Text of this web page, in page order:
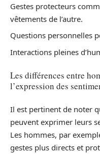
Gestes protecteurs
vêtements de l’autre.
Questions personnelles
Interactions pleines
Les différences entre
l’expression des
Il est pertinent de noter
peuvent exprimer leurs
Les hommes, par
gestes plus directs et